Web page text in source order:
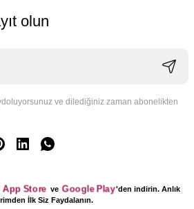
olun
ve dilediğiniz zaman abonelikten
App Store ve Google Play 'den indirin. Anlık
İlk Siz Faydalanın.